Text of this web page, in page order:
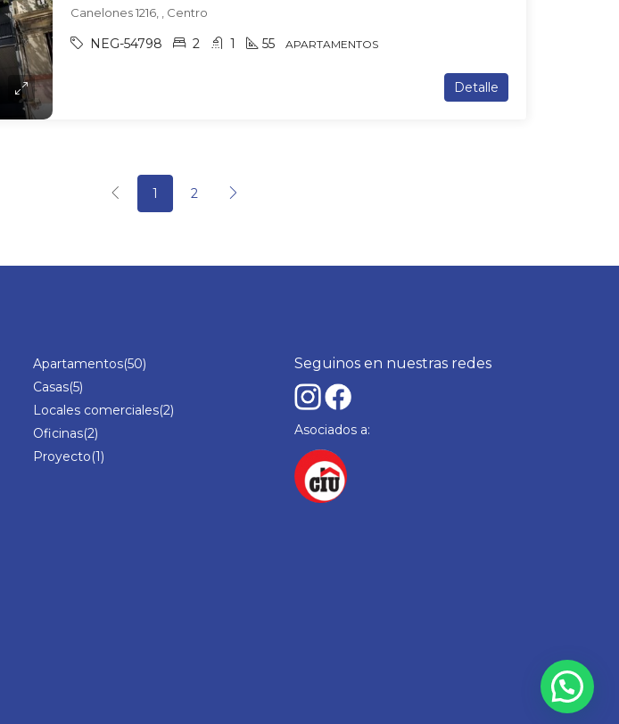
Canelones 1216, , Centro
NEG-54798 2 1 55 APARTAMENTOS
Detalle
1 2
Apartamentos(50)
Casas(5)
Locales comerciales(2)
Oficinas(2)
Proyecto(1)
Seguinos en nuestras redes
Asociados a: